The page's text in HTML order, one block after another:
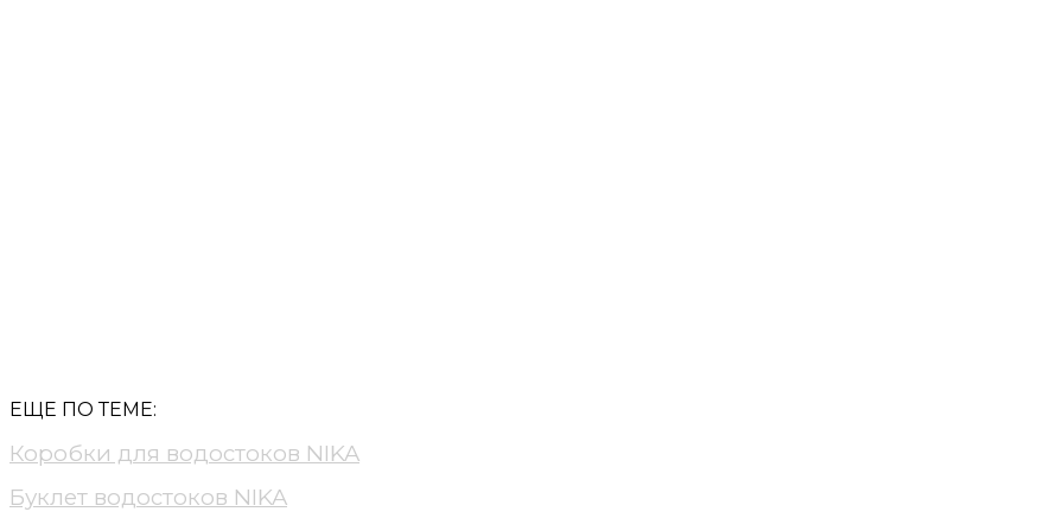
ЕЩЕ ПО ТЕМЕ:
Коробки для водостоков NIKA
Буклет водостоков NIKA